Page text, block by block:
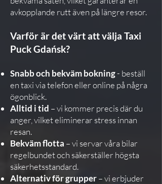
avkopplande rutt även på längre resor.
Varför är det värt att välja Taxi
Puck Gdańsk?
Snabb och bekväm bokning- beställ
en taxi via telefon eller online på några
ögonblick.
Alltid i tid – vi kommer precis där du
anger, vilket eliminerar stress innan
resan.
Bekväm flotta – vi servar våra bilar
regelbundet och säkerställer högsta
säkerhetsstandard.
Alternativ för grupper– vi erbjuder